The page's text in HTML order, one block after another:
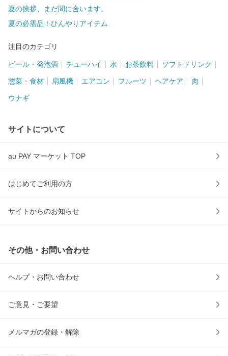
夏の挨拶、まだ間に合います。
夏の必需品！ひんやりアイテム
注目のカテゴリ
ビール・発泡酒 チューハイ 水 お茶飲料 ソフトドリンク
惣菜・食材 扇風機 エアコン フルーツ ヘアケア 肉
ウナギ
サイトについて
au PAY マーケット TOP
はじめてご利用の方
サイトからのお知らせ
その他・お問い合わせ
ヘルプ・お問い合わせ
ご意見・ご要望
メルマガの登録・解除